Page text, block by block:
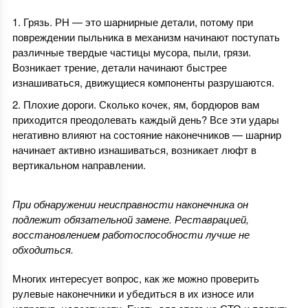
Грязь. РН — это шарнирные детали, потому при
повреждении пыльника в механизм начинают поступать
различные твердые частицы мусора, пыли, грязи.
Возникает трение, детали начинают быстрее
изнашиваться, движущиеся компоненты разрушаются.
Плохие дороги. Сколько кочек, ям, бордюров вам
приходится преодолевать каждый день? Все эти удары
негативно влияют на состояние наконечников — шарнир
начинает активно изнашиваться, возникает люфт в
вертикальном направлении.
При обнаружении неисправности наконечника он
подлежит обязательной замене. Реставрацией,
восстановлением работоспособности лучше не
обходиться.
Многих интересует вопрос, как же можно проверить
рулевые наконечники и убедиться в их износе или